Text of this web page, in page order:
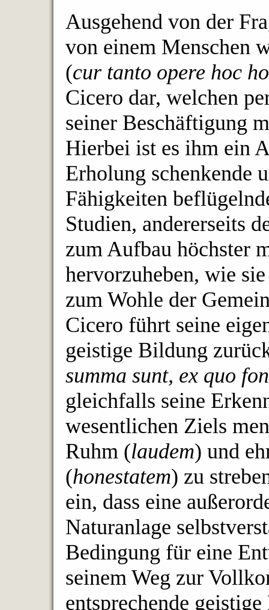
Ausgehend von der
von einem Menschen
(cur tanto opere hoc
Cicero dar, welchen
seiner Beschäftigung
Hierbei ist es ihm ein
Erholung schenkende
Fähigkeiten
Studien, andererseits
zum Aufbau höchster
hervorzuheben, wie
zum Wohle der
Cicero führt seine
geistige Bildung
summa sunt, ex quo
gleichfalls seine
wesentlichen Ziels
Ruhm (laudem) und
(honestatem) zu
ein, dass eine
Naturanlage
Bedingung für eine
seinem Weg zur
entsprechende